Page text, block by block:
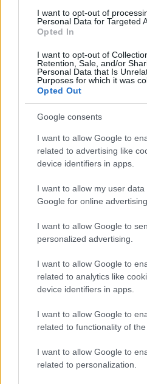
I want to opt-out of
Personal Data for Targeted
Opted In
I want to opt-out of
Retention, Sale, and/or
Personal Data that Is
Purposes for which it was
Opted Out
Google consents
I want to allow Google to
related to advertising like
device identifiers in apps.
I want to allow my user
Google for online
I want to allow Google to
personalized advertising.
I want to allow Google to
related to analytics like
device identifiers in apps.
I want to allow Google to
related to functionality of
I want to allow Google to
related to personalization.
parancsot
A holland
szerint Izrael
palesztinokkal
2023. március 6.